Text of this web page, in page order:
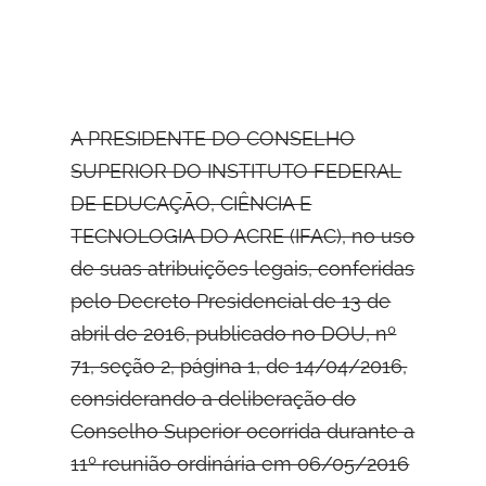
A PRESIDENTE DO CONSELHO
SUPERIOR DO INSTITUTO FEDERAL
DE EDUCAÇÃO, CIÊNCIA E
TECNOLOGIA DO ACRE (IFAC), no uso
de suas atribuições legais, conferidas
pelo Decreto Presidencial de 13 de
abril de 2016, publicado no DOU, nº
71, seção 2, página 1, de 14/04/2016,
considerando a deliberação do
Conselho Superior ocorrida durante a
11º reunião ordinária em 06/05/2016